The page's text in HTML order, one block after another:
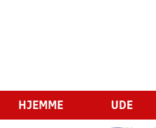
HJEMME UDE